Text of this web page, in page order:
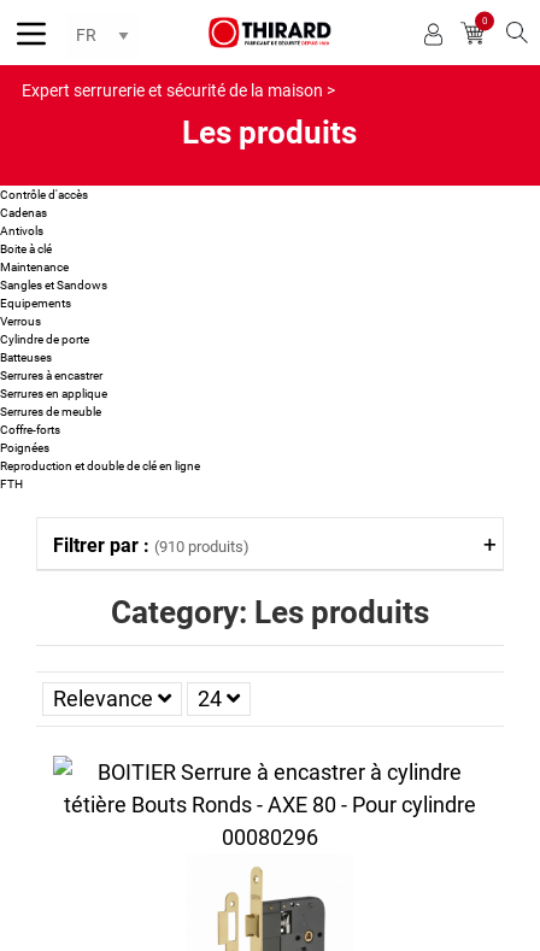
0
Expert serrurerie et sécurité de la maison >
Les produits
Contrôle d'accès
Cadenas
Antivols
Boite à clé
Maintenance
Sangles et Sandows
Equipements
Verrous
Cylindre de porte
Batteuses
Serrures à encastrer
Serrures en applique
Serrures de meuble
Coffre-forts
Poignées
Reproduction et double de clé en ligne
FTH
Category: Les produits
Relevance 24
Filtrer par : (910 produits)